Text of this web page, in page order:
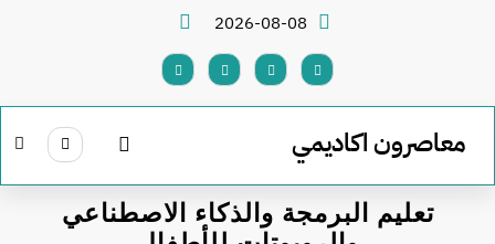
2026-08-08
معاصرون اكاديمي
تعليم البرمجة والذكاء الاصطناعي